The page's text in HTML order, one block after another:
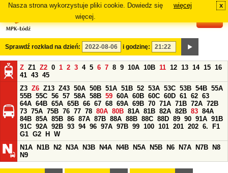
Nasza strona wykorzystuje pliki cookie. Dowiedz się
więcej.
więcej x
Sprawdź rozkład na dzień: i godzinę:
Z Z1 Z2 0 1 2 3 4 5 6 7 8 9 10A 10B 11 12 13 14 15 16
41 43 45
Z3 Z6 Z13 Z43 50A 50B 51A 51B 52 53A 53C 53B 54B 55A
55B 55C 56 57 58A 58B 59 60A 60B 60C 60D 61 62 63
64A 64B 65A 65B 66 67 68 69A 69B 70 71A 71B 72A 72B
73 75A 75B 76 77 78 80A 80B 81A 81B 82A 82B 83 84A
84B 85A 85B 86 87A 87B 88A 88B 88C 88D 89 90 91A 91B
91C 92A 92B 93 94 96 97A 97B 99 100 101 201 202 6.
F1
G1 G2 H
W
N1A
N1B N2 N3A N3B N4A N4B N5A N5B N6 N7A N7B
N8
N9